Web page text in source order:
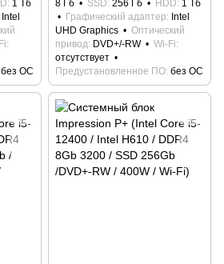
1 Тб
Intel
без ОС
8 Гб SSD 256 Гб HDD 1 Тб
Графический адаптер Intel
UHD Graphics
Оптический
привод DVD+/-RW
Wi-Fi
отсутствует
Предустановленное ПО без ОС